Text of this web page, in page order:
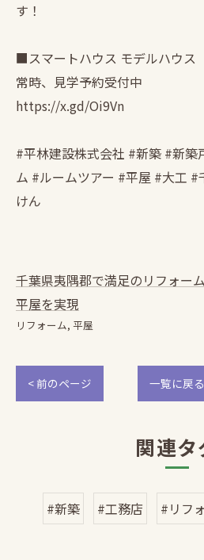
す！
■スマートハウス モデルハウス
常時、見学予約受付中
https://x.gd/Oi9Vn
#平林建設株式会社 #新築 #新築
ム #ルームツアー #平屋 #大工
けん
千葉県夷隅郡で満足のリフォーム
平屋を実現
リフォーム 平屋
< 前のページ 一覧に戻る
関連タ
#新築 #工務店 #リフ